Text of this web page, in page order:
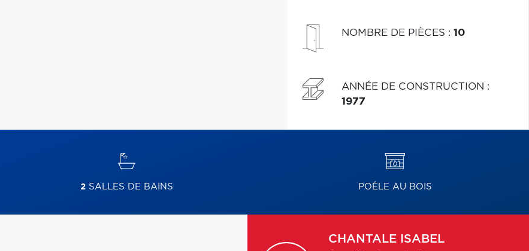
NOMBRE DE PIÈCES : 10
ANNÉE DE CONSTRUCTION :
1977
2SALLES DE BAINS POÊLE AU BOIS
CHANTALE ISABEL